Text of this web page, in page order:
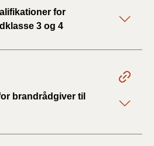
for
3 og 4
brandrådgiver til